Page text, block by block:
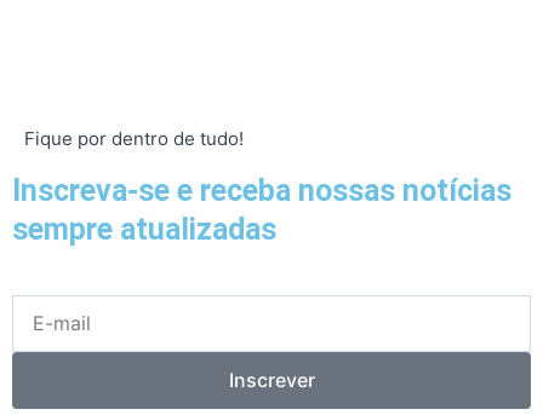
Fique por dentro de tudo!
Inscreva-se e receba nossas notícias
sempre atualizadas
mail
Inscrever